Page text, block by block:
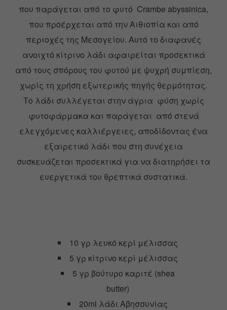
που παράγεται από το φυτό Crambe abyssinica,
που προέρχεται από την Αιθιοπία και από
περιοχές της Μεσογείου. Αυτό το διαφανές
ανοιχτό κίτρινο λάδι αφαιρείται προσεκτικά
από τους σπόρους του φυτού με ψυχρή συμπίεση,
χωρίς τη χρήση εξωτερικής πηγής θερμότητας.
Το λάδι συλλέγεται στην άγρια φύση χωρίς
φυτοφάρμακα και παράγεται από στενά
ελεγχόμενες καλλιέργειες, αποδίδοντας ένα
εξαιρετικό λάδι που στη συνέχεια
συσκευάζεται προσεκτικά για να διατηρήσει τα
ευεργετικά του θρεπτικά συστατικά.
10 γρ λευκό κερί μέλισσας
5 γρ κίτρινο κερί μέλισσας
5 γρ βούτυρο καριτέ (shea
butter)
20ml λάδι Αβησσυνίας